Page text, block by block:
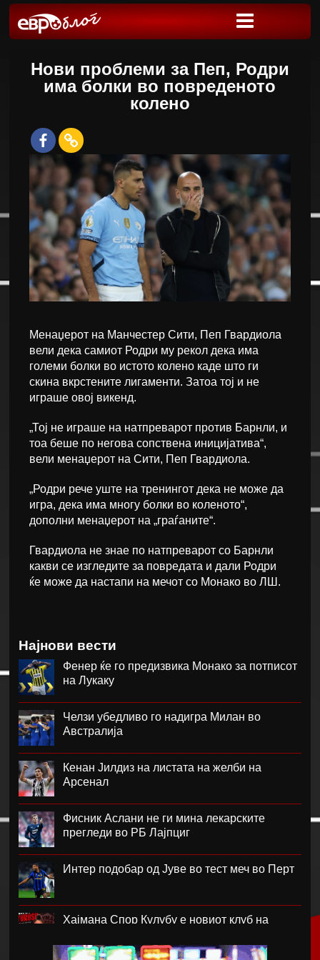
Нови проблеми за Пеп, Родри
има болки во повреденото
колено
Менаџерот на Манчестер Сити, Пеп Гвардиола
вели дека самиот Родри му рекол дека има
големи болки во истото колено каде што ги
скина вкрстените лигаменти. Затоа тој и не
играше овој викенд.
„Тој не играше на натпреварот против Барнли, и
тоа беше по негова сопствена иницијатива“,
вели менаџерот на Сити, Пеп Гвардиола.
„Родри рече уште на тренингот дека не може да
игра, дека има многу болки во коленото“,
дополни менаџерот на „граѓаните“.
Гвардиола не знае по натпреварот со Барнли
какви се изгледите за повредата и дали Родри
ќе може да настапи на мечот со Монако во ЛШ.
Најнови вести
Фенер ќе го предизвика Монако за потписот
на Лукаку
Челзи убедливо го надигра Милан во
Австралија
Кенан Јилдиз на листата на желби на
Арсенал
Фисник Аслани не ги мина лекарските
прегледи во РБ Лајпциг
Интер подобар од Јуве во тест меч во Перт
Хајмана Спор Кулубу е новиот клуб на